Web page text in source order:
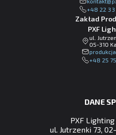
+48 22
Zakład
PXF
ul.
05-310
+48 25
DANE
PXF Lighting
ul. Jutrzenki 73,